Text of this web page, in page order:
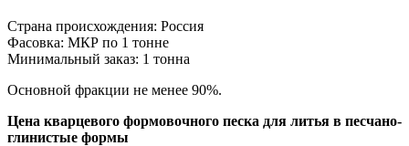
Страна происхождения: Россия
Фасовка: МКР по 1 тонне
Минимальный заказ: 1 тонна
Основной фракции не менее 90%.
Цена кварцевого формовочного песка для литья в песчано-
глинистые формы